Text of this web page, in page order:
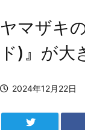
ヤマザキ
ド)』が大
2024年12月22日